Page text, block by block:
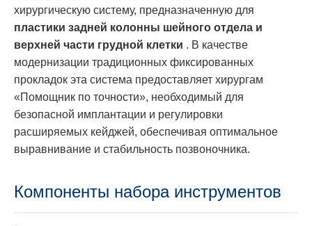
хирургическую систему, предназначенную для
пластики задней колонны шейного отдела и
верхней части грудной клетки . В качестве
модернизации традиционных фиксированных
прокладок эта система предоставляет хирургам
«Помощник по точности», необходимый для
безопасной имплантации и регулировки
расширяемых кейджей, обеспечивая оптимальное
выравнивание и стабильность позвоночника.
Компоненты набора инструментов